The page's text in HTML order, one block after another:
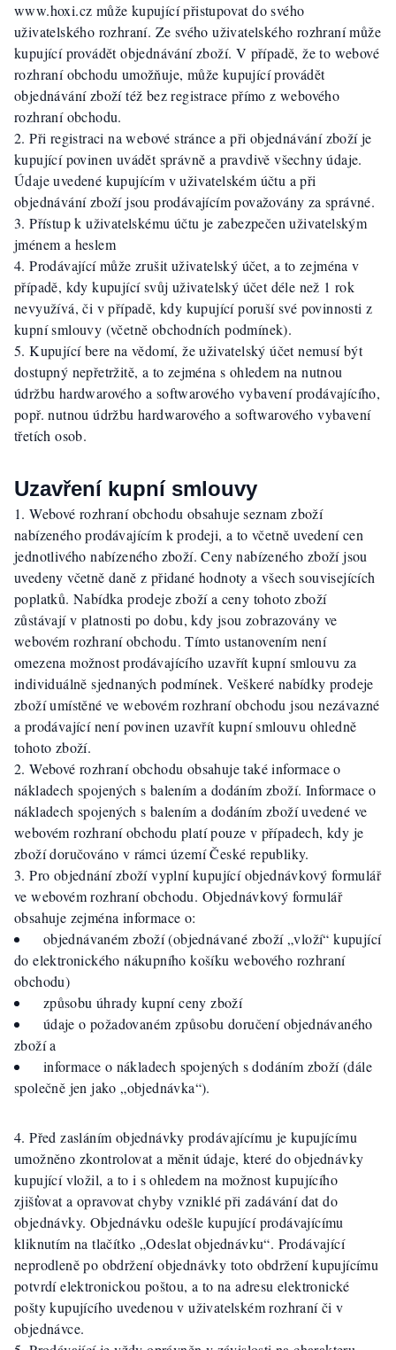
www.hoxi.cz může kupující přistupovat do svého
uživatelského rozhraní. Ze svého uživatelského rozhraní může
kupující provádět objednávání zboží. V případě, že to webové
rozhraní obchodu umožňuje, může kupující provádět
objednávání zboží též bez registrace přímo z webového
rozhraní obchodu.
Při registraci na webové stránce a při objednávání zboží je
kupující povinen uvádět správně a pravdivě všechny údaje.
Údaje uvedené kupujícím v uživatelském účtu a při
objednávání zboží jsou prodávajícím považovány za správné.
Přístup k uživatelskému účtu je zabezpečen uživatelským
jménem a heslem
Prodávající může zrušit uživatelský účet, a to zejména v
případě, kdy kupující svůj uživatelský účet déle než 1 rok
nevyužívá, či v případě, kdy kupující poruší své povinnosti z
kupní smlouvy (včetně obchodních podmínek).
Kupující bere na vědomí, že uživatelský účet nemusí být
dostupný nepřetržitě, a to zejména s ohledem na nutnou
údržbu hardwarového a softwarového vybavení prodávajícího,
popř. nutnou údržbu hardwarového a softwarového vybavení
třetích osob.
Uzavření kupní smlouvy
Webové rozhraní obchodu obsahuje seznam zboží
nabízeného prodávajícím k prodeji, a to včetně uvedení cen
jednotlivého nabízeného zboží. Ceny nabízeného zboží jsou
uvedeny včetně daně z přidané hodnoty a všech souvisejících
poplatků. Nabídka prodeje zboží a ceny tohoto zboží
zůstávají v platnosti po dobu, kdy jsou zobrazovány ve
webovém rozhraní obchodu. Tímto ustanovením není
omezena možnost prodávajícího uzavřít kupní smlouvu za
individuálně sjednaných podmínek. Veškeré nabídky prodeje
zboží umístěné ve webovém rozhraní obchodu jsou nezávazné
a prodávající není povinen uzavřít kupní smlouvu ohledně
tohoto zboží.
Webové rozhraní obchodu obsahuje také informace o
nákladech spojených s balením a dodáním zboží. Informace o
nákladech spojených s balením a dodáním zboží uvedené ve
webovém rozhraní obchodu platí pouze v případech, kdy je
zboží doručováno v rámci území České republiky.
Pro objednání zboží vyplní kupující objednávkový formulář
ve webovém rozhraní obchodu. Objednávkový formulář
obsahuje zejména informace o:
objednávaném zboží (objednávané zboží „vloží“ kupující
do elektronického nákupního košíku webového rozhraní
obchodu)
způsobu úhrady kupní ceny zboží
údaje o požadovaném způsobu doručení objednávaného
zboží a
informace o nákladech spojených s dodáním zboží (dále
společně jen jako „objednávka“).
Před zasláním objednávky prodávajícímu je kupujícímu
umožněno zkontrolovat a měnit údaje, které do objednávky
kupující vložil, a to i s ohledem na možnost kupujícího
zjišťovat a opravovat chyby vzniklé při zadávání dat do
objednávky. Objednávku odešle kupující prodávajícímu
kliknutím na tlačítko „Odeslat objednávku“. Prodávající
neprodleně po obdržení objednávky toto obdržení kupujícímu
potvrdí elektronickou poštou, a to na adresu elektronické
pošty kupujícího uvedenou v uživatelském rozhraní či v
objednávce.